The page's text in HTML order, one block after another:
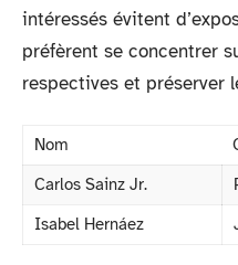
intéressés évitent
préfèrent se concentrer
respectives et préserver
Nom
Carlos Sainz Jr.
Isabel Hernáez